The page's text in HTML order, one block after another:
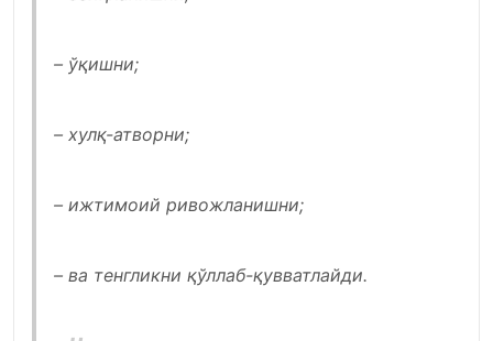
– ўқишни;
– хулқ-атворни;
– ижтимоий ривожланишни;
– ва тенгликни қўллаб-қувватлайди.